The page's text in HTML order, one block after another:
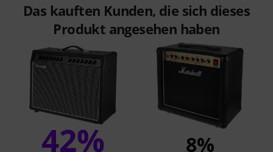
Das kauften Kunden, die sich dieses
Produkt angesehen haben
42% 8%